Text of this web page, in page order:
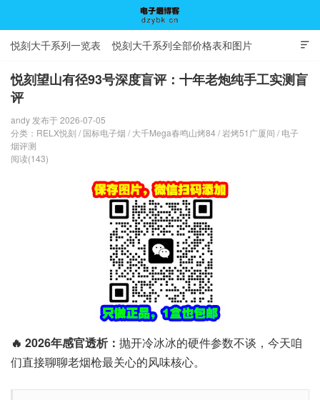

悦刻大千系列一览表 悦刻大千系列全部价格表和图片
悦刻望山有径93号深度盲评：十年老炮纯手工实测盲
评
andy 发布于 2026-07-05
分类： RELX悦刻 / 国标电子烟 / 大千Mega春鸣山烤84 / 岩烤51广厦间 / 电子
烟评测
阅读(143)
🔥 2026年感官透析： 抛开冷冰冰的硬件参数不谈，今天咱
们直接聊聊老烟枪最关心的风味核心。